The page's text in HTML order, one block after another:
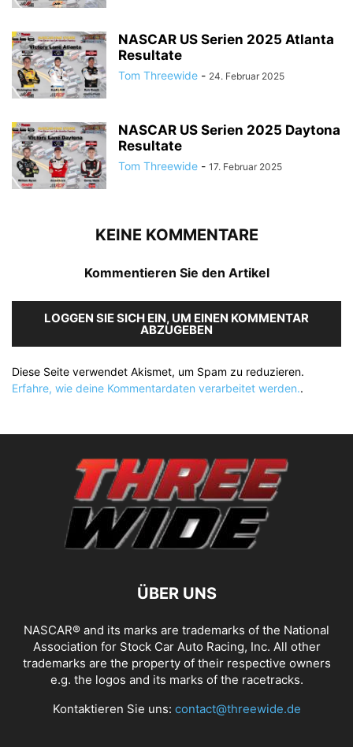
NASCAR US Serien 2025 Atlanta
Resultate
Tom Threewide - 24. Februar 2025
NASCAR US Serien 2025 Daytona
Resultate
Tom Threewide - 17. Februar 2025
KEINE KOMMENTARE
Kommentieren Sie den Artikel
LOGGEN SIE SICH EIN, UM EINEN KOMMENTAR
ABZUGEBEN
Diese Seite verwendet Akismet, um Spam zu reduzieren.
Erfahre, wie deine Kommentardaten verarbeitet werden..
ÜBER UNS
NASCAR® and its marks are trademarks of the National
Association for Stock Car Auto Racing, Inc. All other
trademarks are the property of their respective owners
e.g. the logos and its marks of the racetracks.
Kontaktieren Sie uns: contact@threewide.de